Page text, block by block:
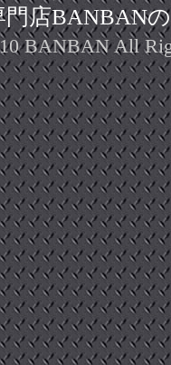
門店BANBAN
BANBAN All